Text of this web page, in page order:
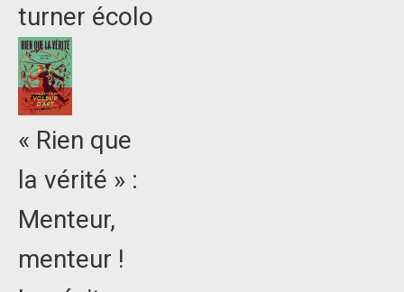
turner écolo
« Rien que
la vérité » :
Menteur,
menteur !